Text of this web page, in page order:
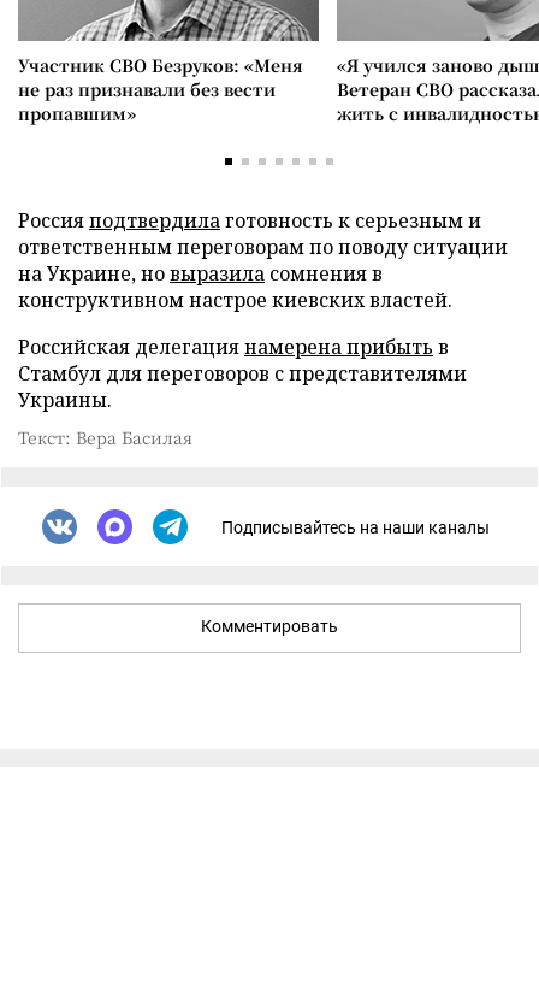
Участник СВО Безруков: «Меня
не раз признавали без вести
пропавшим»
«Я учился заново
Ветеран СВО
жить с
Россияподтвердилаготовность к серьезным и
ответственным переговорам по поводу ситуации
на Украине, новыразила сомнения в
конструктивном настрое киевских властей.
Российская делегациянамерена прибыть в
Стамбул для переговоров с представителями
Украины.
Текст: Вера Басилая
Подписывайтесь на наши каналы
Комментировать